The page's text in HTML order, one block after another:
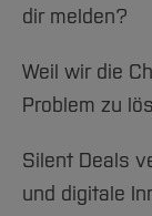
dir melden?
Weil wir die
Problem zu
Silent Deals
und digitale